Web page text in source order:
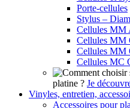
Porte-cellules
Stylus –
Cellules MM
Cellules MM
Cellules MM
Cellules MC
platine ? Je
Vinyles, entretien,
Accessoires pour